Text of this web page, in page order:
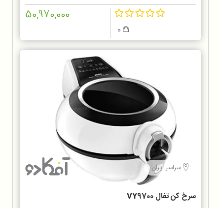
50,970,000
سراسر ایران
سرخ کن تفال VY9700